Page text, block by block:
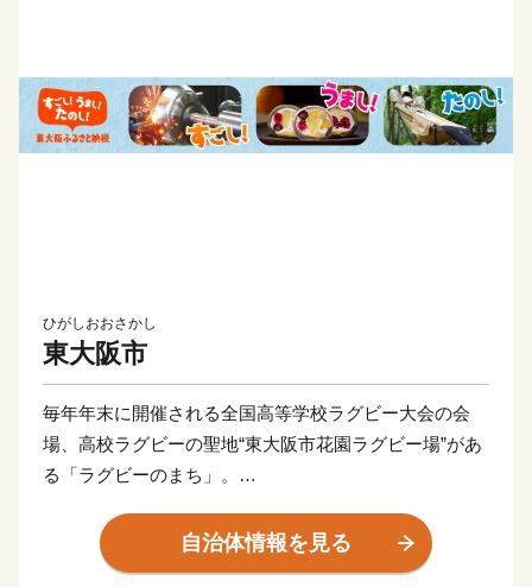
ひがしおおさかし
東大阪市
毎年年末に開催される全国高等学校ラグビー大会の会
場、高校ラグビーの聖地“東大阪市花園ラグビー場”があ
る「ラグビーのまち」。
力が集まる「モノづくりのまち」。
近畿大学、大阪商業大学、大阪樟蔭女子大学、東大阪大
自治体情報を見る